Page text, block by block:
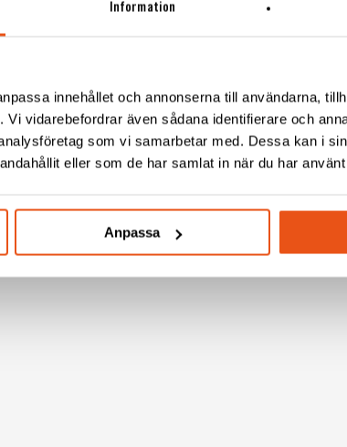
Information
innehållet och annonserna till användarna,
vidarebefordrar även sådana identifierare och
som vi samarbetar med. Dessa kan i
eller som de har samlat in när du har
Anpassa